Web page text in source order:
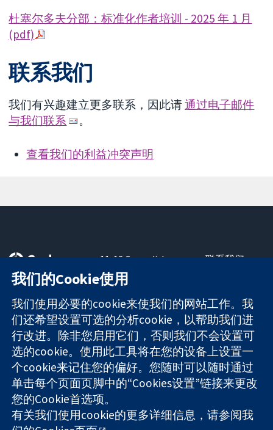
杜塞尔多夫分部：标准化作者培训 - 2025 年 1 月
(pdf)
联系我们
我们有兴趣建立更多联系，因此请通过电子邮件
与我们联系
。
查看我们的利益冲突声明
可信任的证据
知情决定
更完善的医疗健
康
11-13 Cavendish
Square
London
W1G 0AN
United Kingdom
联系我们
关于我们
工作机会
Cochrane
Library
The Cochrane Collaboration is a charity (no. 1045921) and a
company limited by guarantee (no. 03044323) registered in
England & Wales. VAT registration number GB 718 2127 49.
我们的Cookie使用
我们使用必要的cookie来使我们的网站工作。我
们还希望设置可选的分析cookie，以帮助我们进
行改进。除非您启用它们，否则我们不会设置可
选的cookie。使用此工具将在您的设备上设置一
个cookie来记住您的偏好。您随时可以随时通过
单击每个页面页脚中的“Cookies设置”链接来更改
您的Cookie首选项。
有关我们使用cookie的更多详细信息，请参阅我